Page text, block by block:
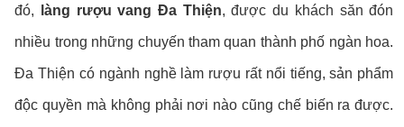
đó, làng rượu vang Đa Thiện, được du khách săn đón
nhiều trong những chuyến tham quan thành phố ngàn hoa.
Đa Thiện có ngành nghề làm rượu rất nổi tiếng, sản phẩm
độc quyền mà không phải nơi nào cũng chế biến ra được.